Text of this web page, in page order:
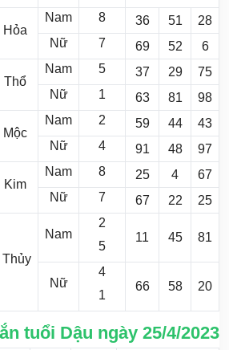
Hỏa
Nam 8 36 51
28
Nữ
7 69 52 6
Thổ
Nam 5 37 29
75
Nữ
1 63 81 98
Mộc
Nam 2 59 44
43
Nữ
4 91 48 97
Kim
Nam 8 25 4
67
Nữ
7 67 22 25
Thủy
Nam
2
5
11 45 81
Nữ
4
1
66 58 20
tuổi Dậu ngày 25/4/2023